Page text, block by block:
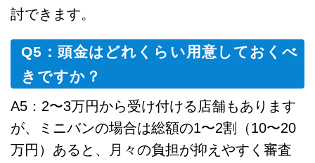
討できます。
Q5：頭金はどれくらい用意しておくべ
きですか？
A5：2〜3万円から受け付ける店舗もあります
が、ミニバンの場合は総額の1〜2割（10〜20
万円）あると、月々の負担が抑えやすく審査